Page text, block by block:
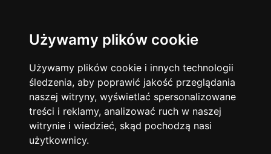
Używamy plików cookie
Używamy plików cookie i innych technologii
śledzenia, aby poprawić jakość przeglądania
naszej witryny, wyświetlać spersonalizowane
treści i reklamy, analizować ruch w naszej
witrynie i wiedzieć, skąd pochodzą nasi
użytkownicy.
Język angielski 13745
Matematyka 12927
Chemia 4886
Język niemiecki 4307
Język polski 3426
Fizyka
Warszawa
Korepetycje
Online
14836
Kraków 7753
Wrocław